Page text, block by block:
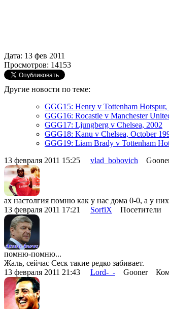
Дата: 13 фев 2011
Просмотров: 14153
Другие новости по теме:
GGG15: Henry v Tottenham Hotspur,
GGG16: Rocastle v Manchester
GGG17: Ljungberg v Chelsea, 2002
GGG18: Kanu v Chelsea, October
GGG19: Liam Brady v Tottenham
13 февраля 2011 15:25 vlad_bobovich
ах настолгия помню как у нас дома 0-0, а у
13 февраля 2011 17:21 SorfiX Посетители
помню-помню...
Жаль, сейчас Сеск такие редко забивает.
13 февраля 2011 21:43 Lord-_- Gooner